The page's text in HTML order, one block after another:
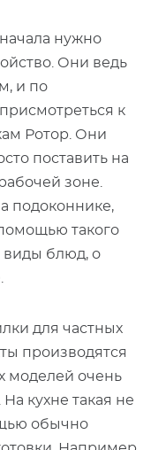
нужно
Они ведь
и по
к
Ротор. Они
поставить на
зоне.
подоконнике,
такого
виды блюд, о
для частных
производятся
моделей очень
кухне такая не
обычно